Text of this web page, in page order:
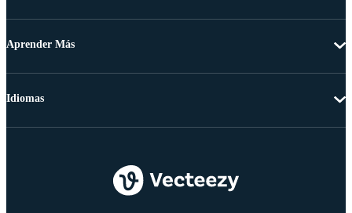
Aprender Más
Idiomas